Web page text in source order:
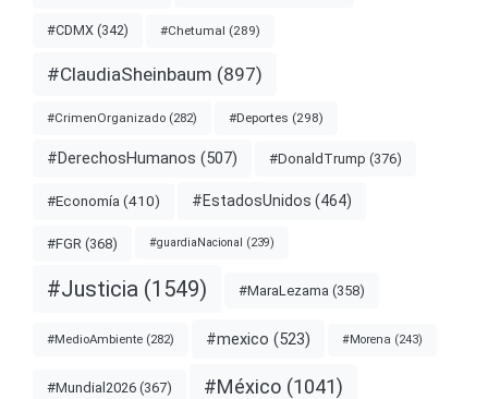
#CDMX (342) #Chetumal (289)
#ClaudiaSheinbaum (897)
#CrimenOrganizado (282) #Deportes (298)
#DerechosHumanos (507) #DonaldTrump (376)
#Economía (410) #EstadosUnidos (464)
#FGR (368) #guardiaNacional (239)
#Justicia (1549) #MaraLezama (358)
#MedioAmbiente (282) #mexico (523) #Morena (243)
#Mundial2026 (367) #México (1041)